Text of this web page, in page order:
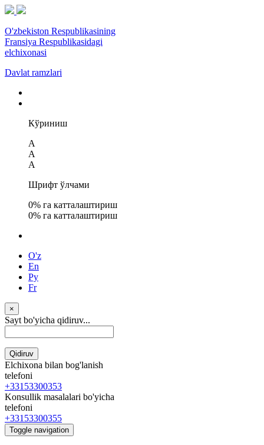
O'zbekiston Respublikasining
Fransiya Respublikasidagi
elchixonasi
Davlat ramzlari
Кўриниш
A
A
A
Шрифт ўлчами
0% га катталаштириш
0% га катталаштириш
O'z
En
Ру
Fr
×
Sayt bo'yicha qidiruv...
Qidiruv
Elchixona bilan bog'lanish
telefoni
+33153300353
Konsullik masalalari bo'yicha
telefoni
+33153300355
Toggle navigation